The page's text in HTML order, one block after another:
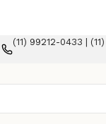
(11) 99212-0433 |